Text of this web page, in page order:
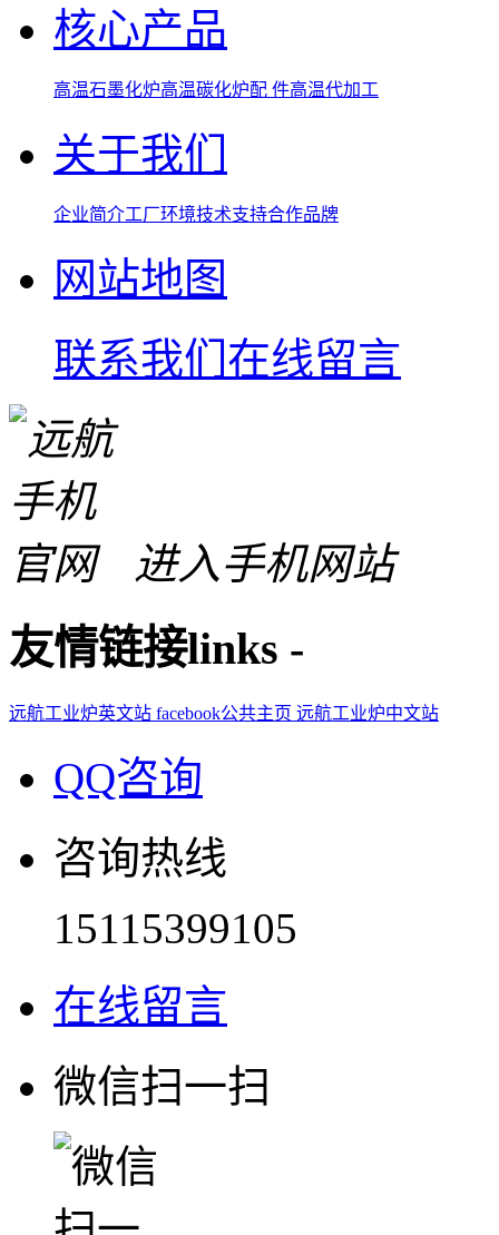
核心产品
高温石墨化炉高温碳化炉配 件高温代加工
关于我们
企业简介工厂环境技术支持合作品牌
网站地图
联系我们 在线留言
进入手机网站
友情链接links -
远航工业炉英文站 facebook公共主页 远航工业炉中文站
QQ咨询
咨询热线
15115399105
在线留言
微信扫一扫